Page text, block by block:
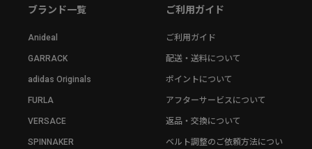
ブランド一覧
Anideal
GARRACK
adidas Originals
FURLA
VERSACE
SPINNAKER
ご利用ガイド
ご利用ガイド
配送・送料について
ポイントについて
アフターサービスについて
返品・交換について
ベルト調整のご依頼方法につい